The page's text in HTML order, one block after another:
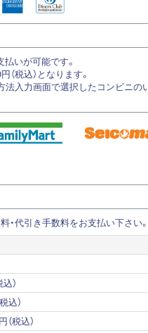
いが可能です。
税込）となります。
法入力画面で選択したコンビニの
・代引き手数料をお支払い下さい。
）
込）
税込）